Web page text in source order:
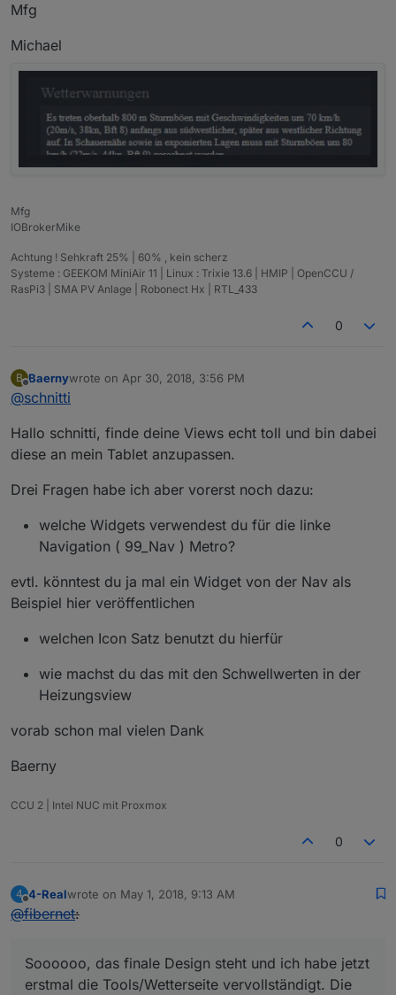
Mfg
Michael
Mfg
IOBrokerMike
Achtung ! Sehkraft 25% | 60% , kein scherz
Systeme : GEEKOM MiniAir 11 | Linux : Trixie 13.6 | HMIP | OpenCCU /
RasPi3 | SMA PV Anlage | Robonect Hx | RTL_433
0
B
Offline
Baernywrote on Apr 30, 2018, 3:56 PM
last edited by
@schnitti
Hallo schnitti, finde deine Views echt toll und bin dabei
diese an mein Tablet anzupassen.
Drei Fragen habe ich aber vorerst noch dazu:
welche Widgets verwendest du für die linke
Navigation ( 99_Nav ) Metro?
evtl. könntest du ja mal ein Widget von der Nav als
Beispiel hier veröffentlichen
welchen Icon Satz benutzt du hierfür
wie machst du das mit den Schwellwerten in der
Heizungsview
vorab schon mal vielen Dank
Baerny
CCU 2 | Intel NUC mit Proxmox
0
4
Offline
4-Realwrote on May 1, 2018, 9:13 AM
last edited by
@fibernet:
Soooooo, das finale Design steht und ich habe jetzt
erstmal die Tools/Wetterseite vervollständigt. Die